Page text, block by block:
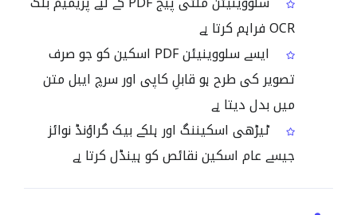
OCR فراہم کرتا ہے
ایسے سلووینیئن PDF اسکین کو جو صرف
تصویر کی طرح ہو قابلِ کاپی اور سرچ ایبل متن
میں بدل دیتا ہے
ٹیڑھی اسکیننگ اور ہلکے بیک گراؤنڈ نوائز
جیسے عام اسکین نقائص کو ہینڈل کرتا ہے